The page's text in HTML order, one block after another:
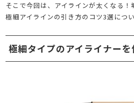
そこで今回は、アイラインが太くなる！
極細アイラインの引き方のコツ3選につい
極細タイプのアイライナーを